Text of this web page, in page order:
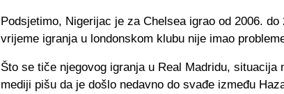
Podsjetimo, Nigerijac je za Chelsea igrao od 2006.
vrijeme igranja u londonskom klubu nije imao
Što se tiče njegovog igranja u Real Madridu, situacija
mediji pišu da je došlo nedavno do svađe između